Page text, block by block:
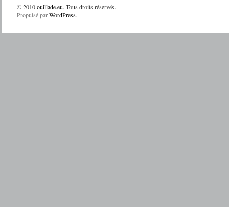
© 2010ouillade.eu. Tous droits réservés.
Propulsé parWordPress.